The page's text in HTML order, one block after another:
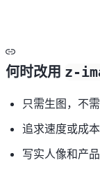
何时改用 z-
只需生图，不
追求速度或成
写实人像和产